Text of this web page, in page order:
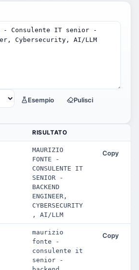
Esempio Pulisci
RISULTATO
MAURIZIO
FONTE -
CONSULENTE IT
SENIOR -
BACKEND
ENGINEER,
CYBERSECURITY
, AI/LLM
Copy
maurizio
fonte -
consulente it
senior -
Copy